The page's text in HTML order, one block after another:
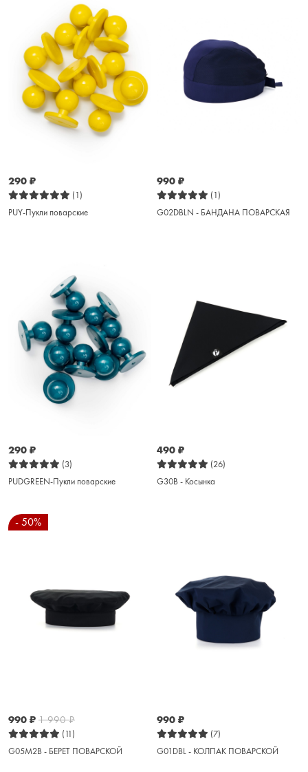
290 ₽
(1)
PUY-Пукли поварские
990 ₽
(1)
G02DBLN - БАНДАНА ПОВАРСКАЯ
290 ₽
(3)
PUDGREEN-Пукли поварские
490 ₽
(26)
G30B - Косынка
- 50%
990 ₽ 1 990₽
(11)
G05M2B - БЕРЕТ ПОВАРСКОЙ
990 ₽
(7)
G01DBL - КОЛПАК ПОВАРСКОЙ